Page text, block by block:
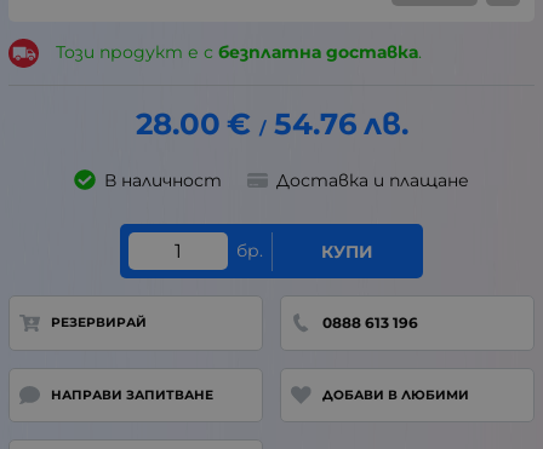
Този продукт е с безплатна доставка.
28.00 € / 54.76 лв.
В наличност Доставка и плащане
бр. КУПИ
РЕЗЕРВИРАЙ 0888 613 196
НАПРАВИ ЗАПИТВАНЕ ДОБАВИ В ЛЮБИМИ